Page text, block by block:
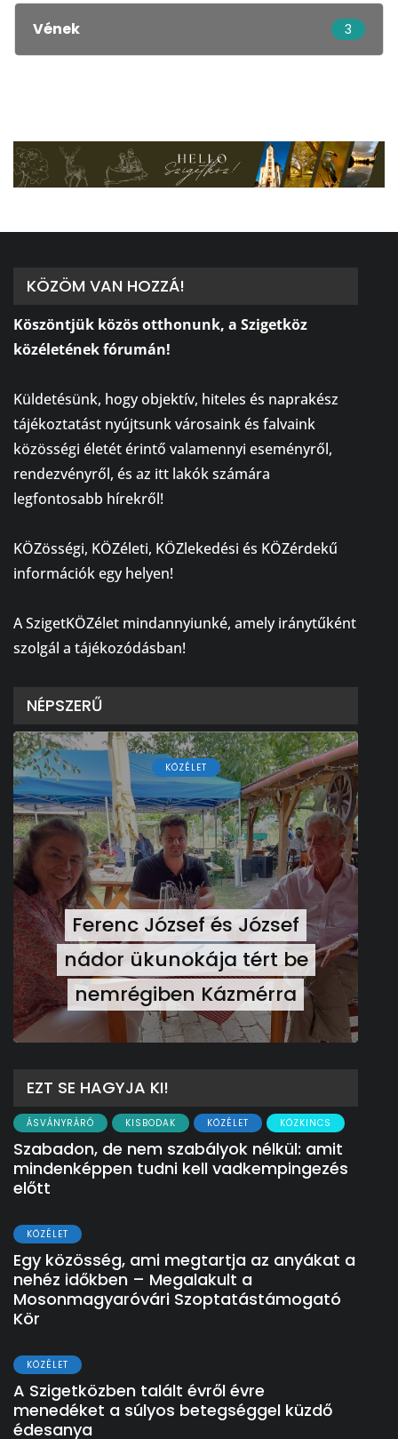
Vének 3
KÖZÖM VAN HOZZÁ!
Köszöntjük közös otthonunk, a Szigetköz
közéletének fórumán!
Küldetésünk, hogy objektív, hiteles és naprakész
tájékoztatást nyújtsunk városaink és falvaink
közösségi életét érintő valamennyi eseményről,
rendezvényről, és az itt lakók számára
legfontosabb hírekről!
KÖZösségi, KÖZéleti, KÖZlekedési és KÖZérdekű
információk egy helyen!
A SzigetKÖZélet mindannyiunké, amely iránytűként
szolgál a tájékozódásban!
NÉPSZERŰ
KÖZÉLET
Ferenc József és József
nádor ükunokája tért be
nemrégiben Kázmérra
EZT SE HAGYJA KI!
ÁSVÁNYRÁRÓ KISBODAK KÖZÉLET KÖZKINCS
Szabadon, de nem szabályok nélkül: amit
mindenképpen tudni kell vadkempingezés
előtt
KÖZÉLET
Egy közösség, ami megtartja az anyákat a
nehéz időkben – Megalakult a
Mosonmagyaróvári Szoptatástámogató
Kör
KÖZÉLET
A Szigetközben talált évről évre
menedéket a súlyos betegséggel küzdő
édesanya